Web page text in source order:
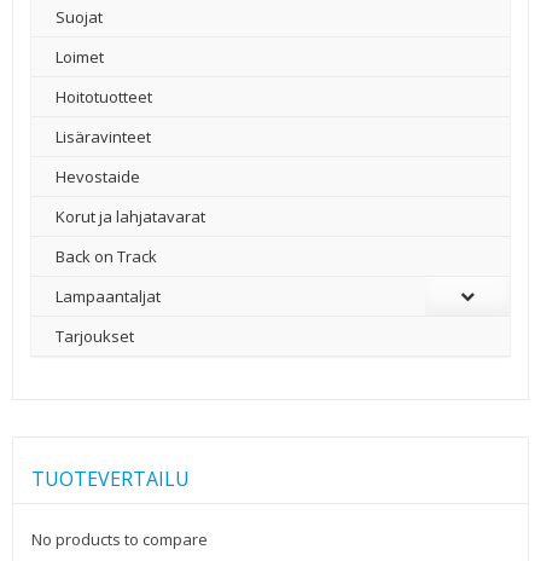
Suojat
Loimet
Hoitotuotteet
Lisäravinteet
Hevostaide
Korut ja lahjatavarat
Back on Track
Lampaantaljat
Tarjoukset
TUOTEVERTAILU
No products to compare